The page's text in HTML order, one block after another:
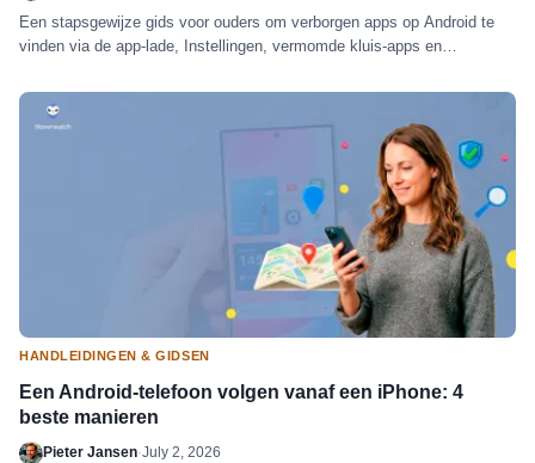
Een stapsgewijze gids voor ouders om verborgen apps op Android te
vinden via de app-lade, Instellingen, vermomde kluis-apps en
HANDLEIDINGEN & GIDSEN
Een Android-telefoon volgen vanaf een iPhone: 4
beste manieren
Pieter Jansen·July 2, 2026